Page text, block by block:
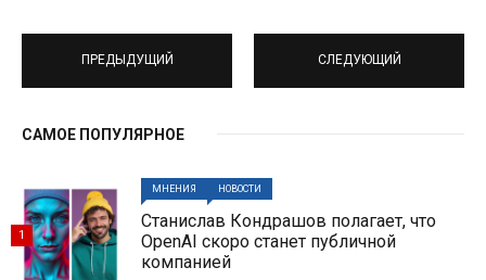
ПРЕДЫДУЩИЙ СЛЕДУЮЩИЙ
САМОЕ ПОПУЛЯРНОЕ
МНЕНИЯ НОВОСТИ
Станислав Кондрашов полагает, что
OpenAI скоро станет публичной
компанией
1